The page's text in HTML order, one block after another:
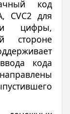
код
CVC2 для
цифры,
стороне
кода